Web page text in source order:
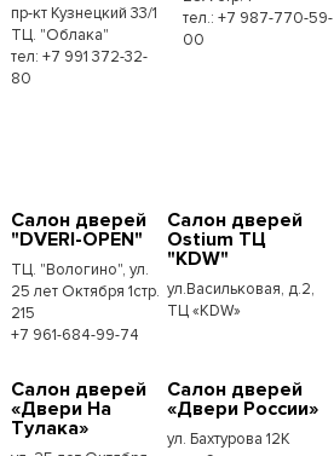
пр-кт Кузнецкий 33/1
ТЦ. "Облака"
тел: +7 991 372-32-
80
тел.: +7 987-770-59-
00
Салон дверей
"DVERI-OPEN"
ТЦ. "Вологино", ул.
25 лет Октября 1стр.
215
+7 961-684-99-74
Салон дверей
Ostium ТЦ
"KDW"
ул.Васильковая, д.2,
ТЦ «KDW»
Салон дверей
«Двери На
Тулака»
Салон дверей
«Двери России»
ул. Бахтурова 12К